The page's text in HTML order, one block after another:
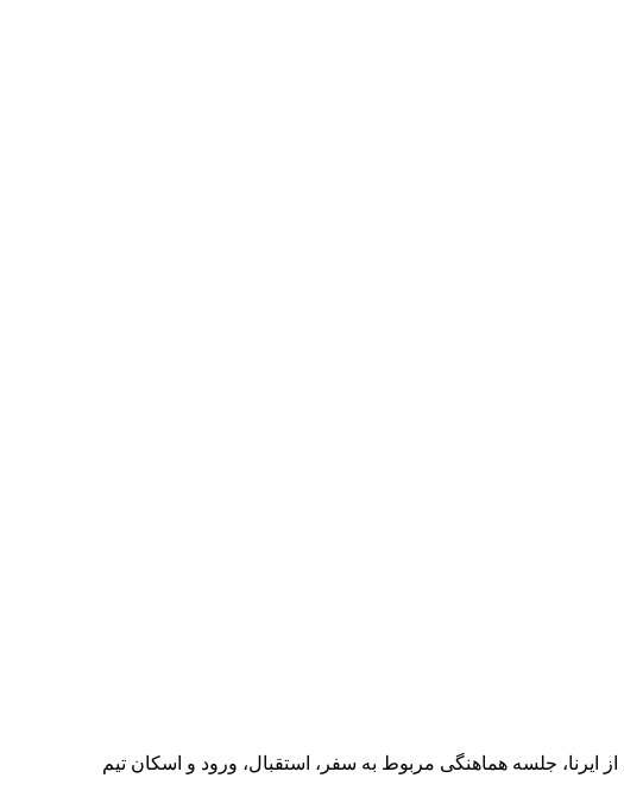
ایرنا، جلسه هماهنگی مربوط به سفر، استقبال، ورود و اسکان تیم